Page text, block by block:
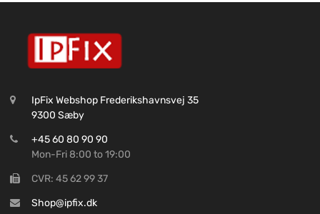
IpFix Webshop Frederikshavnsvej 35
9300 Sæby
+45 60 80 90 90
Mon-Fri 8:00 to 19:00
CVR: 45 62 99 37
Shop@ipfix.dk